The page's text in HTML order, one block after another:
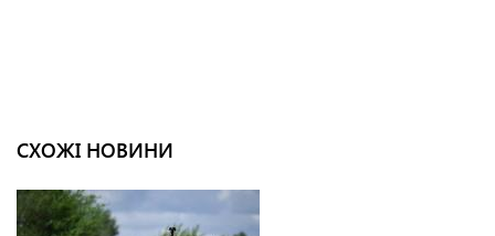
СХОЖІ НОВИНИ